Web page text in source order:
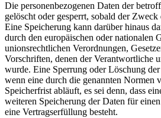
Die personenbezogenen Daten der
gelöscht oder gesperrt, sobald der
Eine Speicherung kann darüber hinaus
durch den europäischen oder nationalen
unionsrechtlichen Verordnungen,
Vorschriften, denen der Verantwortliche
wurde. Eine Sperrung oder Löschung
wenn eine durch die genannten Normen
Speicherfrist abläuft, es sei denn, dass
weiteren Speicherung der Daten für
eine Vertragserfüllung besteht.